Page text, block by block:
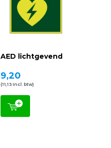
AED lichtgevend
9,20
(11,13 Incl. btw)